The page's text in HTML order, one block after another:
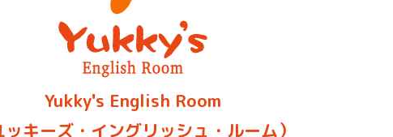
Yukky's English Room
ッキーズ・イングリッシュ・ルーム）